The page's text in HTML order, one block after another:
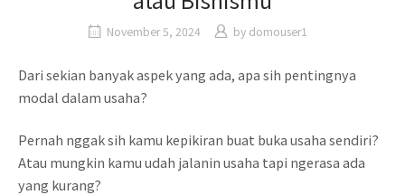
November 5, 2024 by domouser1
Dari sekian banyak aspek yang ada, apa sih pentingnya
modal dalam usaha?
Pernah nggak sih kamu kepikiran buat buka usaha sendiri?
Atau mungkin kamu udah jalanin usaha tapi ngerasa ada
yang kurang?